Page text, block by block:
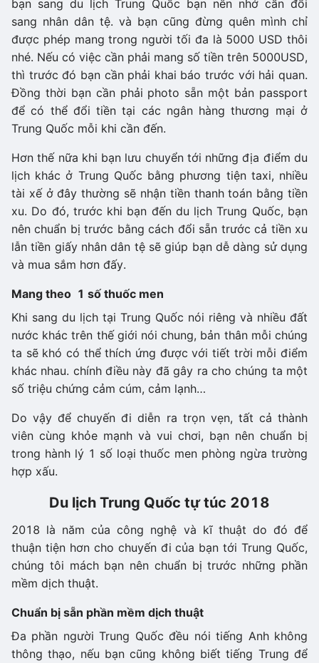
bạn sang du lịch Trung Quốc bạn nên nhớ cần đổi
sang nhân dân tệ. và bạn cũng đừng quên mình chỉ
được phép mang trong người tối đa là 5000 USD thôi
nhé. Nếu có việc cần phải mang số tiền trên 5000USD,
thì trước đó bạn cần phải khai báo trước với hải quan.
Đồng thời bạn cần phải photo sẵn một bản passport
để có thể đổi tiền tại các ngân hàng thương mại ở
Trung Quốc mỗi khi cần đến.
Hơn thế nữa khi bạn lưu chuyển tới những địa điểm du
lịch khác ở Trung Quốc bằng phương tiện taxi, nhiều
tài xế ở đây thường sẽ nhận tiền thanh toán bằng tiền
xu. Do đó, trước khi bạn đến du lịch Trung Quốc, bạn
nên chuẩn bị trước bằng cách đổi sẵn trước cả tiền xu
lẫn tiền giấy nhân dân tệ sẽ giúp bạn dễ dàng sử dụng
và mua sắm hơn đấy.
Mang theo 1 số thuốc men
Khi sang du lịch tại Trung Quốc nói riêng và nhiều đất
nước khác trên thế giới nói chung, bản thân mỗi chúng
ta sẽ khó có thể thích ứng được với tiết trời mỗi điểm
khác nhau. chính điều này đã gây ra cho chúng ta một
số triệu chứng cảm cúm, cảm lạnh…
Do vậy để chuyến đi diễn ra trọn vẹn, tất cả thành
viên cùng khỏe mạnh và vui chơi, bạn nên chuẩn bị
trong hành lý 1 số loại thuốc men phòng ngừa trường
hợp xấu.
Du lịch Trung Quốc tự túc 2018
2018 là năm của công nghệ và kĩ thuật do đó để
thuận tiện hơn cho chuyến đi của bạn tới Trung Quốc,
chúng tôi mách bạn nên chuẩn bị trước những phần
mềm dịch thuật.
Chuẩn bị sẵn phần mềm dịch thuật
Đa phần người Trung Quốc đều nói tiếng Anh không
thông thạo, nếu bạn cũng không biết tiếng Trung để